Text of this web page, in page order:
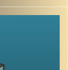
דוקטור ירון
תלויה
לגבי תגובת